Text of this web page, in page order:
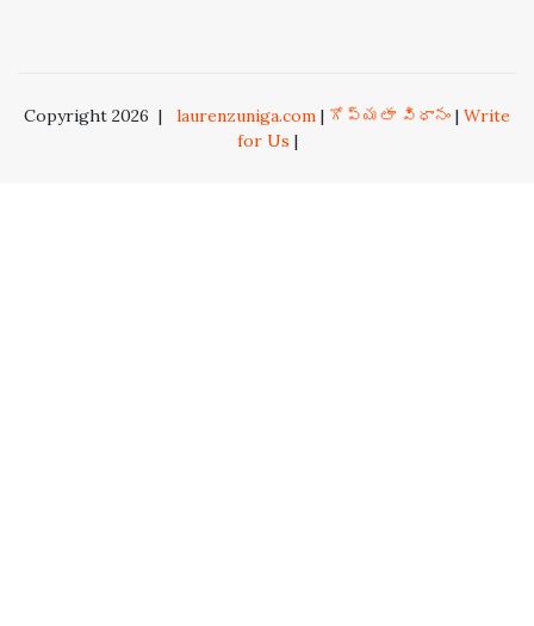
Copyright 2026 | laurenzuniga.com | గోప్యతా విధానం | Write
for Us |